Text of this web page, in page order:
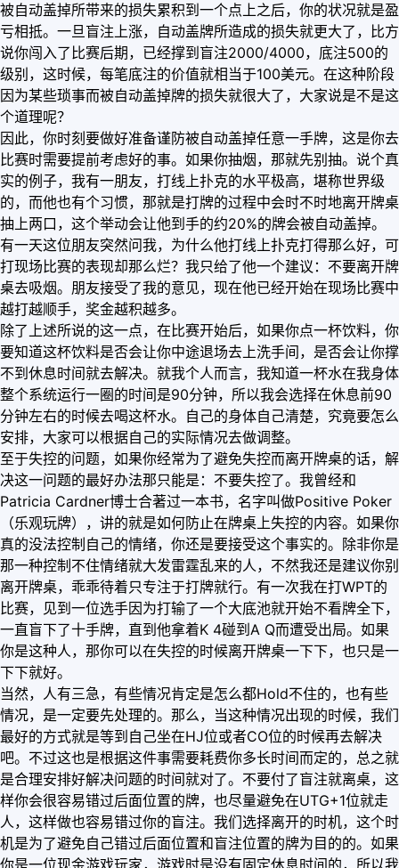
被自动盖掉所带来的损失累积到一个点上之后，你的状况就是盈
亏相抵。一旦盲注上涨，自动盖牌所造成的损失就更大了，比方
说你闯入了比赛后期，已经撑到盲注2000/4000，底注500的
级别，这时候，每笔底注的价值就相当于100美元。在这种阶段
因为某些琐事而被自动盖掉牌的损失就很大了，大家说是不是这
个道理呢？
因此，你时刻要做好准备谨防被自动盖掉任意一手牌，这是你去
比赛时需要提前考虑好的事。如果你抽烟，那就先别抽。说个真
实的例子，我有一朋友，打线上扑克的水平极高，堪称世界级
的，而他也有个习惯，那就是打牌的过程中会时不时地离开牌桌
抽上两口，这个举动会让他到手的约20%的牌会被自动盖掉。
有一天这位朋友突然问我，为什么他打线上扑克打得那么好，可
打现场比赛的表现却那么烂？我只给了他一个建议：不要离开牌
桌去吸烟。朋友接受了我的意见，现在他已经开始在现场比赛中
越打越顺手，奖金越积越多。
除了上述所说的这一点，在比赛开始后，如果你点一杯饮料，你
要知道这杯饮料是否会让你中途退场去上洗手间，是否会让你撑
不到休息时间就去解决。就我个人而言，我知道一杯水在我身体
整个系统运行一圈的时间是90分钟，所以我会选择在休息前90
分钟左右的时候去喝这杯水。自己的身体自己清楚，究竟要怎么
安排，大家可以根据自己的实际情况去做调整。
至于失控的问题，如果你经常为了避免失控而离开牌桌的话，解
决这一问题的最好办法那只能是：不要失控了。我曾经和
Patricia Cardner博士合著过一本书，名字叫做Positive Poker
（乐观玩牌），讲的就是如何防止在牌桌上失控的内容。如果你
真的没法控制自己的情绪，你还是要接受这个事实的。除非你是
那一种控制不住情绪就大发雷霆乱来的人，不然我还是建议你别
离开牌桌，乖乖待着只专注于打牌就行。有一次我在打WPT的
比赛，见到一位选手因为打输了一个大底池就开始不看牌全下，
一直盲下了十手牌，直到他拿着K 4碰到A Q而遭受出局。如果
你是这种人，那你可以在失控的时候离开牌桌一下下，也只是一
下下就好。
当然，人有三急，有些情况肯定是怎么都Hold不住的，也有些
情况，是一定要先处理的。那么，当这种情况出现的时候，我们
最好的方式就是等到自己坐在HJ位或者CO位的时候再去解决
吧。不过这也是根据这件事需要耗费你多长时间而定的，总之就
是合理安排好解决问题的时间就对了。不要付了盲注就离桌，这
样你会很容易错过后面位置的牌，也尽量避免在UTG+1位就走
人，这样做也容易错过你的盲注。我们选择离开的时机，这个时
机是为了避免自己错过后面位置和盲注位置的牌为目的的。如果
你是一位现金游戏玩家，游戏时是没有固定休息时间的，所以我